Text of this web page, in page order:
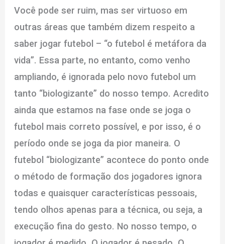
Você pode ser ruim, mas ser virtuoso em
outras áreas que também dizem respeito a
saber jogar futebol – “o futebol é metáfora da
vida”. Essa parte, no entanto, como venho
ampliando, é ignorada pelo novo futebol um
tanto “biologizante” do nosso tempo. Acredito
ainda que estamos na fase onde se joga o
futebol mais correto possível, e por isso, é o
período onde se joga da pior maneira. O
futebol “biologizante” acontece do ponto onde
o método de formação dos jogadores ignora
todas e quaisquer características pessoais,
tendo olhos apenas para a técnica, ou seja, a
execução fina do gesto. No nosso tempo, o